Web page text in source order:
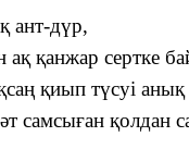
ант-дүр,
қанжар сертке
қиып түсуі анық
самсыған қолдан